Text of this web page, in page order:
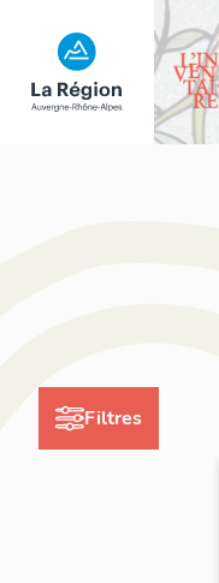
Filtres